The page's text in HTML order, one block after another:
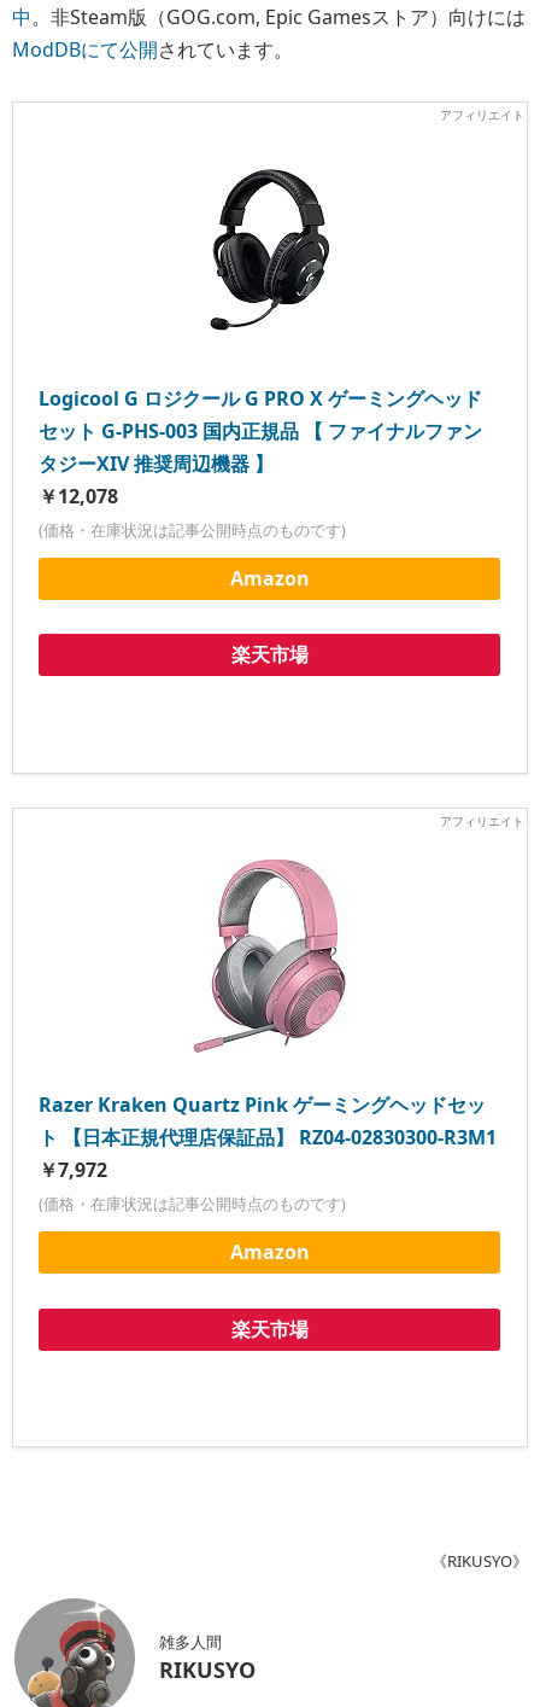
中。非Steam版（GOG.com, Epic Gamesストア）向けには
ModDBにて公開されています。
Logicool G ロジクール G PRO X ゲーミングヘッド
セット G-PHS-003 国内正規品 【 ファイナルファン
タジーXIV 推奨周辺機器 】
￥12,078
(価格・在庫状況は記事公開時点のものです)
Amazon
楽天市場
Razer Kraken Quartz Pink ゲーミングヘッドセッ
ト 【日本正規代理店保証品】 RZ04-02830300-R3M1
￥7,972
(価格・在庫状況は記事公開時点のものです)
Amazon
楽天市場
《RIKUSYO》
雑多人間
RIKUSYO